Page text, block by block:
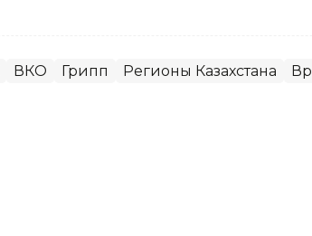
ВКО Грипп Регионы Казахстана